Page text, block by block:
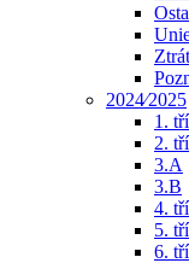
2024⁄2025
1.
2.
3.A
3.B
4.
5.
6.